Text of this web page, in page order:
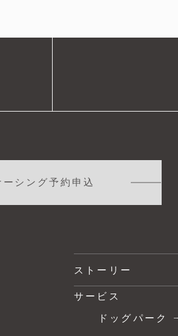
ーシング予約申込
ストーリー
サービス
ドッグパーク